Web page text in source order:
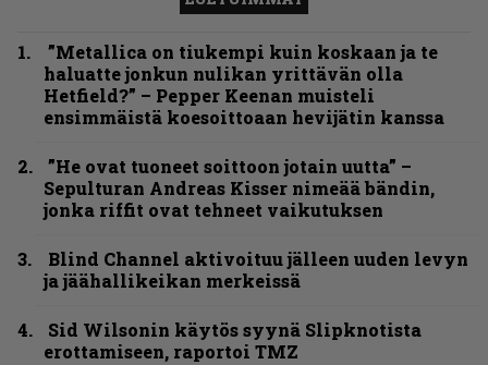
”Metallica on tiukempi kuin koskaan ja te
haluatte jonkun nulikan yrittävän olla
Hetfield?” – Pepper Keenan muisteli
ensimmäistä koesoittoaan hevijätin kanssa
”He ovat tuoneet soittoon jotain uutta” –
Sepulturan Andreas Kisser nimeää bändin,
jonka riffit ovat tehneet vaikutuksen
Blind Channel aktivoituu jälleen uuden levyn
ja jäähallikeikan merkeissä
Sid Wilsonin käytös syynä Slipknotista
erottamiseen, raportoi TMZ